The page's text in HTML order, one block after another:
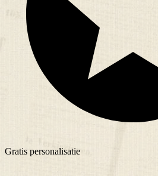
Gratis personalisatie